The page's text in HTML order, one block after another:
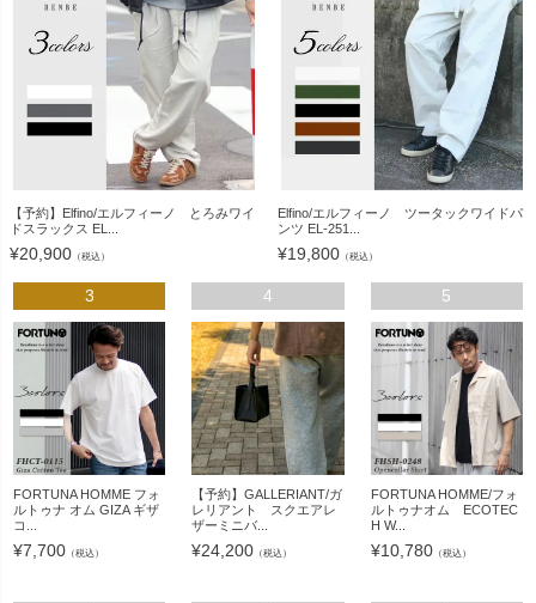
【予約】Elfino/エルフィーノ とろみワイ
ドスラックス EL...
¥20,900 （税込）
Elfino/エルフィーノ ツータックワイドパ
ンツ EL-251...
¥19,800 （税込）
3
FORTUNA HOMME フォ
ルトゥナ オム GIZA ギザ
コ...
¥7,700 （税込）
4
【予約】GALLERIANT/ガ
レリアント スクエアレ
ザーミニバ...
¥24,200 （税込）
5
FORTUNA HOMME/フォ
ルトゥナオム ECOTEC
H W...
¥10,780（税込）